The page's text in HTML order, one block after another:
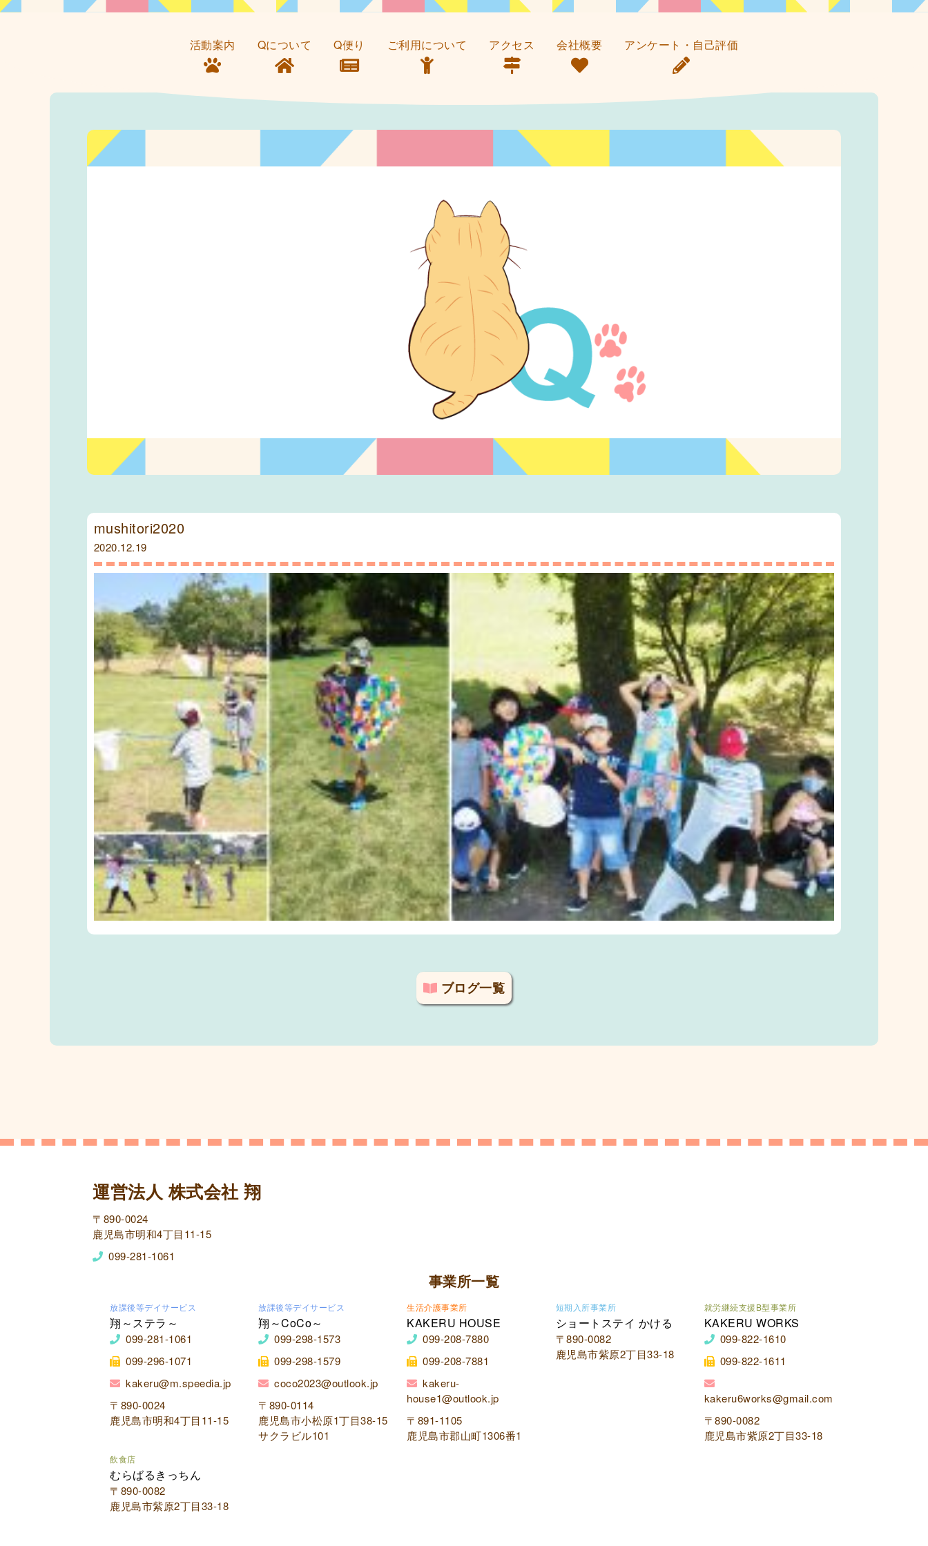
活動案内 Qについて Q便り ご利用について アクセス 会社概要 アンケート・自己評価
mushitori2020
2020.12.19
ブログ一覧
運営法人 株式会社 翔
〒890-0024
鹿児島市明和4丁目11-15
099-281-1061
事業所一覧
放課後等デイサービス
翔～ステラ～
099-281-1061
099-296-1071
kakeru@m.speedia.jp
〒890-0024
鹿児島市明和4丁目11-15
放課後等デイサービス
翔～CoCo～
099-298-1573
099-298-1579
coco2023@outlook.jp
〒890-0114
鹿児島市小松原1丁目38-15
サクラビル101
生活介護事業所
KAKERU HOUSE
099-208-7880
099-208-7881
kakeru-
house1@outlook.jp
〒891-1105
鹿児島市郡山町1306番1
短期入所事業所
ショートステイ かける
〒890-0082
鹿児島市紫原2丁目33-18
就労継続支援B型事業所
KAKERU WORKS
099-822-1610
099-822-1611
kakeru6works@gmail.com
〒890-0082
鹿児島市紫原2丁目33-18
飲食店
むらばるきっちん
〒890-0082
鹿児島市紫原2丁目33-18